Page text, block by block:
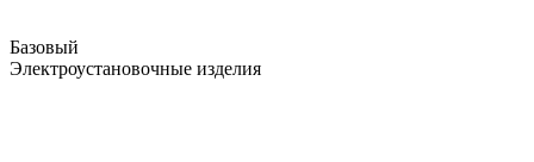
Базовый
Электроустановочные изделия